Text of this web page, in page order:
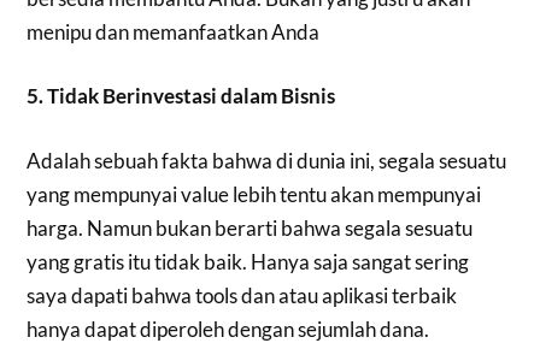
menipu dan memanfaatkan Anda
5. Tidak Berinvestasi dalam Bisnis
Adalah sebuah fakta bahwa di dunia ini, segala sesuatu
yang mempunyai value lebih tentu akan mempunyai
harga. Namun bukan berarti bahwa segala sesuatu
yang gratis itu tidak baik. Hanya saja sangat sering
saya dapati bahwa tools dan atau aplikasi terbaik
hanya dapat diperoleh dengan sejumlah dana.